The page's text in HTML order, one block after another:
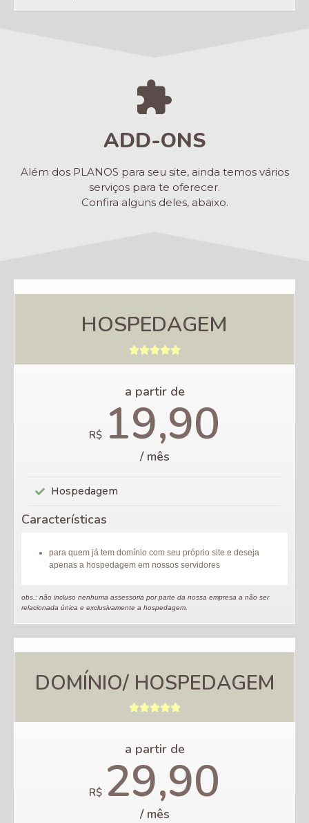
ADD-ONS
Além dos PLANOS para seu site, ainda temos vários
serviços para te oferecer.
Confira alguns deles, abaixo.
HOSPEDAGEM

a partir de
R$ 19,90
/ mês
Hospedagem
Características
para quem já tem domínio com seu próprio site e deseja
apenas a hospedagem em nossos servidores
obs.: não incluso nenhuma assessoria por parte da nossa empresa a não ser
relacionada única e exclusivamente a hospedagem.
DOMÍNIO/ HOSPEDAGEM

a partir de
R$ 29,90
/ mês